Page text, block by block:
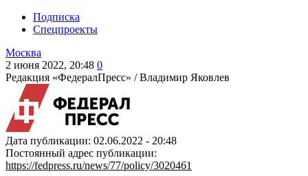
Подписка
Спецпроекты
Москва
2 июня 2022, 20:48 0
Редакция «ФедералПресс» /Владимир Яковлев
Дата публикации: 02.06.2022 - 20:48
Постоянный адрес публикации:
https://fedpress.ru/news/77/policy/3020461